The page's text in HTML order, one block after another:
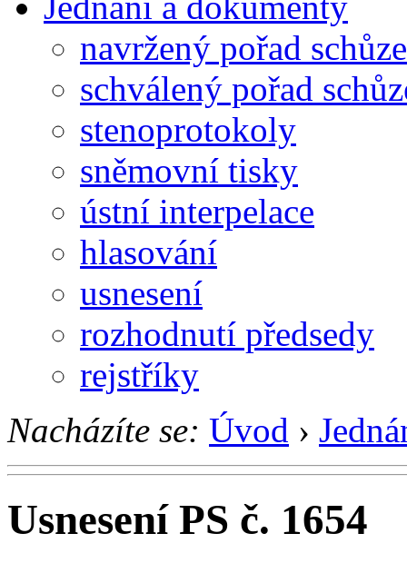
navržený pořad schůze
schválený pořad
stenoprotokoly
sněmovní tisky
ústní interpelace
hlasování
usnesení
rozhodnutí předsedy
rejstříky
Nacházíte se: Úvod ›
Usnesení PS č. 1654